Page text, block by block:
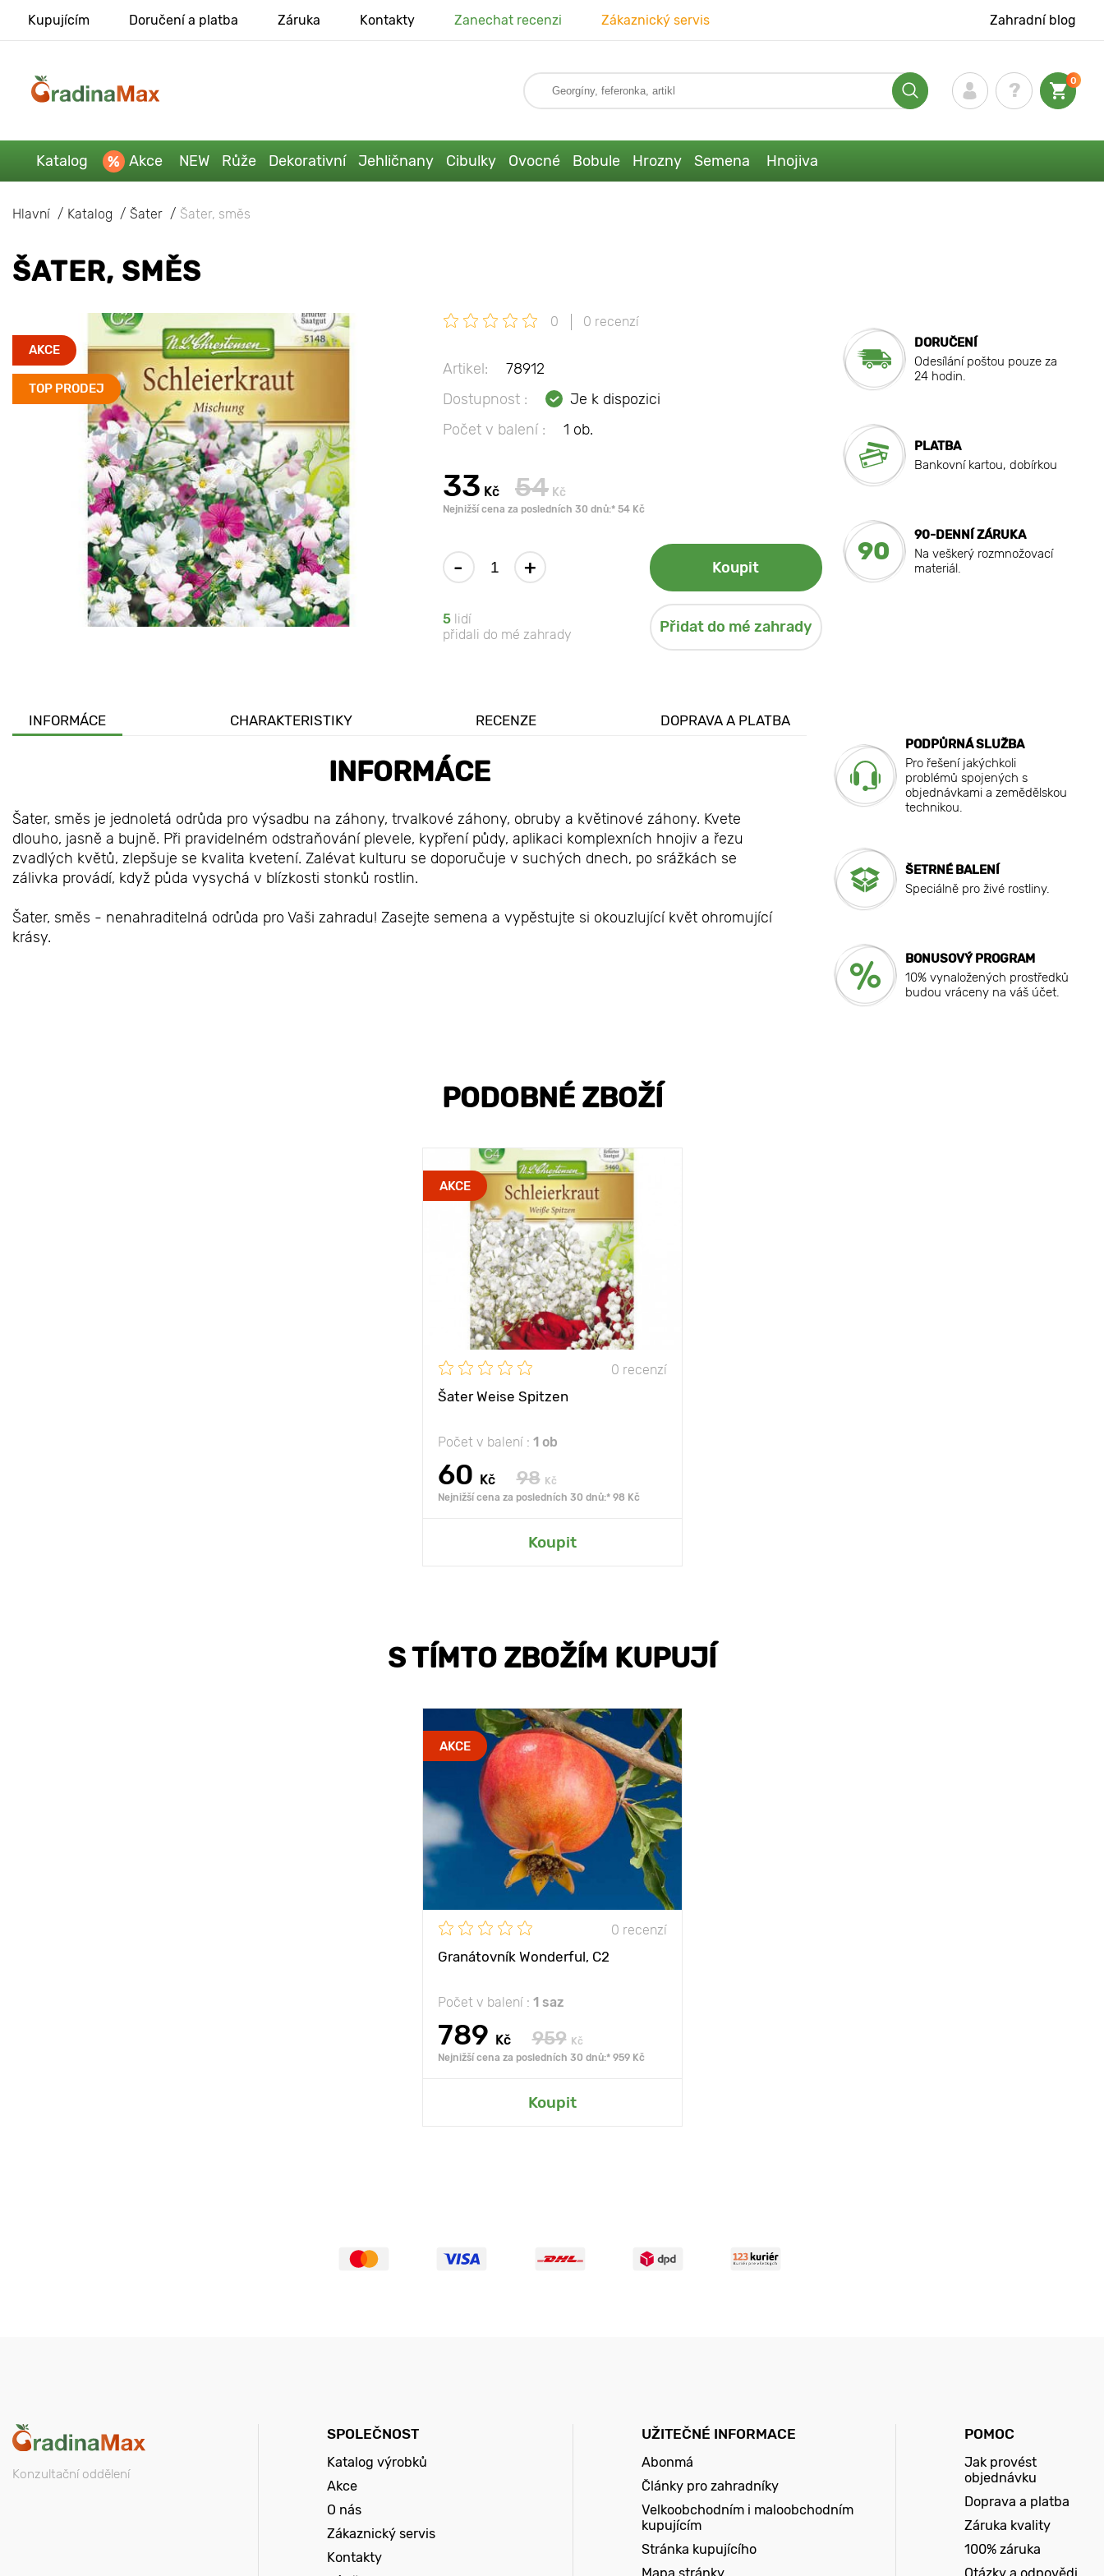
Kupujícím Doručení a platba Záruka Kontakty Zanechat recenzi Zákaznický servis Zahradní blog
0
Katalog Akce NEW Růže Dekorativní Jehličnany Cibulky Ovocné Bobule Hrozny Semena Hnojiva
Hlavní Katalog Šater Šater, směs
ŠATER, SMĚS
AKCE
TOP PRODEJ
0 0 recenzí
Artikel:
78912
Dostupnost :
Je k dispozici
Počet v balení :
1 ob.
33 Kč 54 Kč
Nejnižší cena za posledních 30 dnů:* 54 Kč
- + Koupit
5 lidí
přidali do mé zahrady
Přidat do mé zahrady
DORUČENÍ
Odesílání poštou pouze za
24 hodin.
PLATBA
Bankovní kartou, dobírkou
90
90-DENNÍ ZÁRUKA
Na veškerý rozmnožovací
materiál.
INFORMÁCE CHARAKTERISTIKY RECENZE DOPRAVA A PLATBA
INFORMÁCE
Šater, směs je jednoletá odrůda pro výsadbu na záhony, trvalkové záhony, obruby a květinové záhony. Kvete
dlouho, jasně a bujně. Při pravidelném odstraňování plevele, kypření půdy, aplikaci komplexních hnojiv a řezu
zvadlých květů, zlepšuje se kvalita kvetení. Zalévat kulturu se doporučuje v suchých dnech, po srážkách se
zálivka provádí, když půda vysychá v blízkosti stonků rostlin.
Šater, směs - nenahraditelná odrůda pro Vaši zahradu! Zasejte semena a vypěstujte si okouzlující květ ohromující
krásy.
PODPŮRNÁ SLUŽBA
Pro řešení jakýchkoli
problémů spojených s
objednávkami a zemědělskou
technikou.
ŠETRNÉ BALENÍ
Speciálně pro živé rostliny.
BONUSOVÝ PROGRAM
10% vynaložených prostředků
budou vráceny na váš účet.
PODOBNÉ ZBOŽÍ
AKCE
0 recenzí
Šater Weise Spitzen
Počet v balení : 1 ob
60 Kč 98
Kč
Nejnižší cena za posledních 30 dnů:* 98 Kč
Koupit
S TÍMTO ZBOŽÍM KUPUJÍ
AKCE
0 recenzí
Granátovník Wonderful, С2
Počet v balení : 1 saz
789 Kč 959
Kč
Nejnižší cena za posledních 30 dnů:* 959 Kč
Koupit
Konzultační oddělení
SPOLEČNOST
Katalog výrobků
Akce
O nás
Zákaznický servis
Kontakty
UŽITEČNÉ INFORMACE
Abonmá
Články pro zahradníky
Velkoobchodním i maloobchodním
kupujícím
Stránka kupujícího
POMOC
Jak provést
objednávku
Doprava a platba
Záruka kvality
100% záruka